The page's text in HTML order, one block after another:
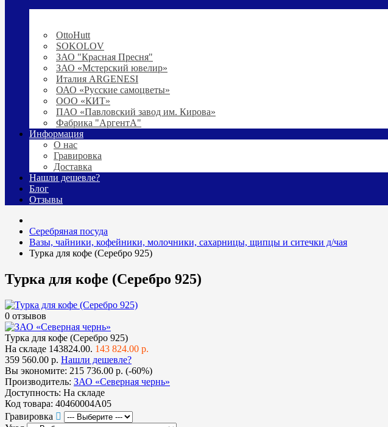
OttoHutt
SOKOLOV
ЗАО "Красная Пресня"
ЗАО «Мстерский ювелир»
Италия ARGENESI
ОАО «Русские самоцветы»
ООО «КИТ»
ПАО «Павловский завод им. Кирова»
Фабрика "АргентА"
Информация
О нас
Гравировка
Доставка
Нашли дешевле?
Блог
Отзывы
Серебряная посуда
Вазы, чайники, кофейники, молочники, сахарницы, щипцы и ситечки д/чая
Турка для кофе (Серебро 925)
Турка для кофе (Серебро 925)
0 отзывов
Турка для кофе (Серебро 925)
На складе 143824.00. 143 824.00 р.
359 560.00 р. Нашли дешевле?
Вы экономите: 215 736.00 р. (-60%)
Производитель: ЗАО «Северная чернь»
Доступность: На складе
Код товара: 40460004А05
Гравировка